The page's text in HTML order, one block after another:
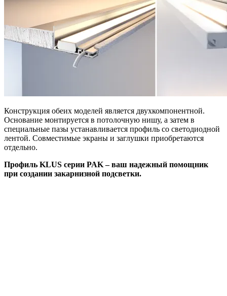
Конструкция обеих моделей является двухкомпонентной.
Основание монтируется в потолочную нишу, а затем в
специальные пазы устанавливается профиль со светодиодной
лентой. Совместимые экраны и заглушки приобретаются
отдельно.
Профиль KLUS серии PAK – ваш надежный помощник
при создании закарнизной подсветки.